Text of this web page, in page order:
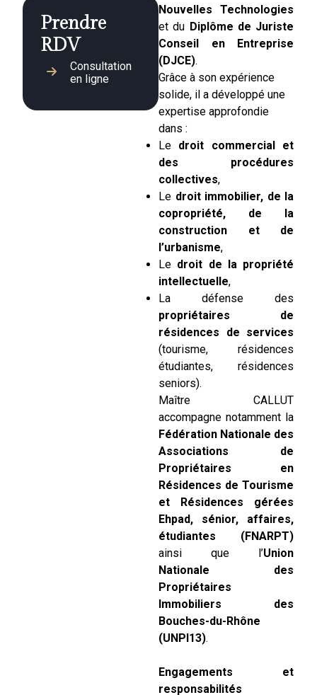
Prendre
RDV
Consultation
en ligne
Nouvelles Technologies
et du Diplôme de Juriste
Conseil en Entreprise
(DJCE).
Grâce à son expérience
solide, il a développé une
expertise approfondie
dans :
Le droit commercial et
des procédures
collectives,
Le droit immobilier, de la
copropriété, de la
construction et de
l’urbanisme,
Le droit de la propriété
intellectuelle,
La défense des
propriétaires de
résidences de services
(tourisme, résidences
étudiantes, résidences
seniors).
Maître CALLUT
accompagne notamment la
Fédération Nationale des
Associations de
Propriétaires en
Résidences de Tourisme
et Résidences gérées
Ehpad, sénior, affaires,
étudiantes (FNARPT)
ainsi que l’Union
Nationale des
Propriétaires
Immobiliers des
Bouches-du-Rhône
(UNPI13).
Engagements et
responsabilités